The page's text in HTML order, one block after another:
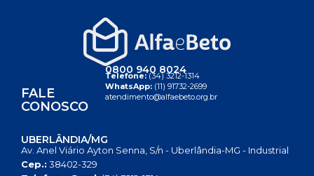
FALE
CONOSCO
0800 940 8024
Telefone:(34) 3212-1314
WhatsApp: (11) 91732-2699
atendimento@alfaebeto.org.br
UBERLÂNDIA/MG
Av. Anel Viário Ayton Senna, S/n - Uberlândia-MG - Industrial
Cep.: 38402-329